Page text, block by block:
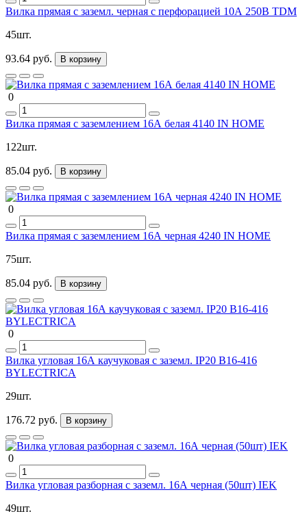
Вилка прямая с заземл. черная c перфорацией 10А 250В TDM
45шт.
93.64 руб. В корзину
0
Вилка прямая с заземлением 16А белая 4140 IN HOME
122шт.
85.04 руб. В корзину
0
Вилка прямая с заземлением 16А черная 4240 IN HOME
75шт.
85.04 руб. В корзину
0
Вилка угловая 16А каучуковая с заземл. IP20 В16-416
BYLECTRICA
29шт.
176.72 руб. В корзину
0
Вилка угловая разборная с заземл. 16А черная (50шт) IEK
49шт.